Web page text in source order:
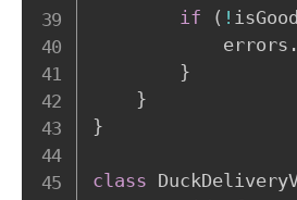
if
( !
            errors
.
}
}
}
class